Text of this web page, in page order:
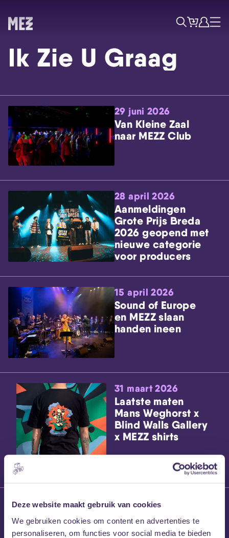
Deze website maakt gebruik van cookies
We gebruiken cookies om content en advertenties te
personaliseren, om functies voor social media te bieden
Skip navigatie
ZoekTicketsAccount
Menu
Ik Zie U Graag
29 juni 2026
Van Kleine Zaal
naar MEZZ Club
28 april 2026
Aanmeldingen
Grote Prijs Breda
2026 geopend met
nieuwe categorie
voor producers
15 april 2026
Sound of Europe
en MEZZ slaan
handen ineen
31 maart 2026
Laatste maten
Mans Weghorst x
Blind Walls Gallery
x MEZZ shirts
27 maart 2026
Willem’s Blog:
Frans Kalf